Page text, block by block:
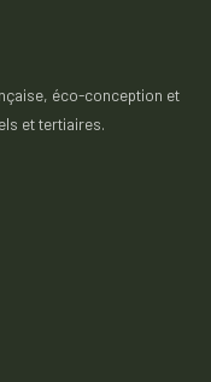
éco-conception et
et tertiaires.